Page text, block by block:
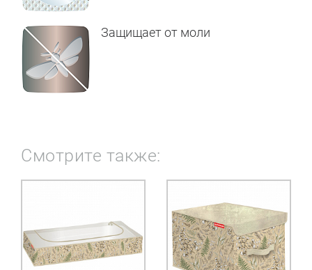
Защищает от моли
Смотрите также: